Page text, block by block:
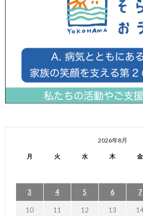
2026年8月
月 火 水 木 金
3 4 5 6 7
10 11 12 13